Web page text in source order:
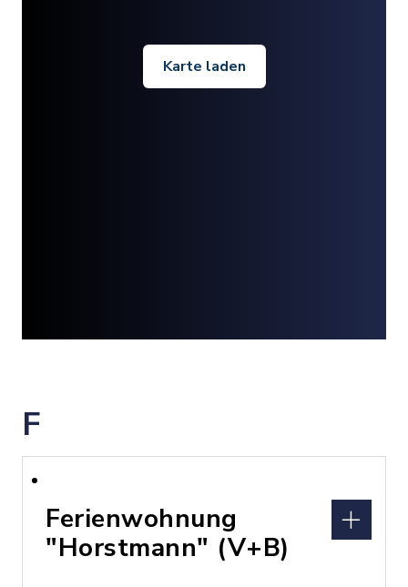
Karte laden
F
Ferienwohnung
"Horstmann" (V+B)